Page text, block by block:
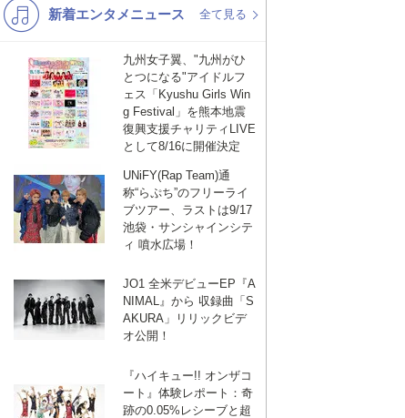
Dunne
Dunne
K-POP バンド
洋楽
VTuber ディズニー
新着エンタメニュース 全て見る
九州女子翼、"九州がひ
とつになる"アイドルフ
ェス「Kyushu Girls Win
g Festival」を熊本地震
復興支援チャリティLIVE
として8/16に開催決定
UNiFY(Rap Team)通
称“らぷち”のフリーライ
ブツアー、ラストは9/17
池袋・サンシャインシテ
ィ 噴水広場！
JO1 全米デビューEP『A
NIMAL』から 収録曲「S
AKURA」リリックビデ
オ公開！
『ハイキュー!! オンザコ
ート』体験レポート：奇
跡の0.05%レシーブと超